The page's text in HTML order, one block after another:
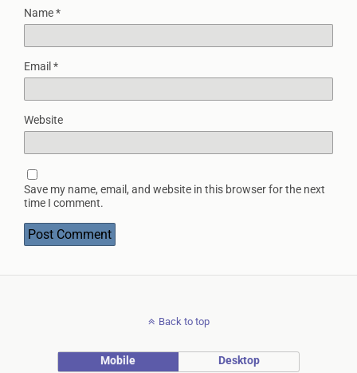
Name*
Email *
Website
Save my name, email, and website in this browser for the next
time I comment.
Back to top
Mobile Desktop